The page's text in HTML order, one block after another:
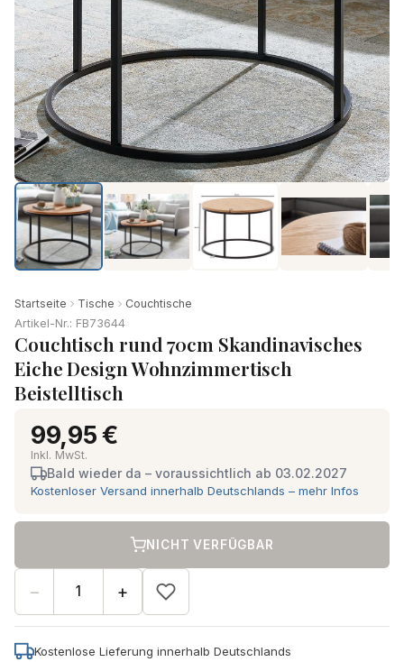
Startseite Tische
Couchtische
Artikel-Nr.: FB73644
Couchtisch rund 70cm Skandinavisches
Eiche Design Wohnzimmertisch
Beistelltisch
99,95 €
Inkl. MwSt.
Bald wieder da – voraussichtlich ab 03.02.2027
Kostenloser Versand innerhalb Deutschlands – mehr Infos
− +
NICHT VERFÜGBAR
Kostenlose Lieferung innerhalb Deutschlands